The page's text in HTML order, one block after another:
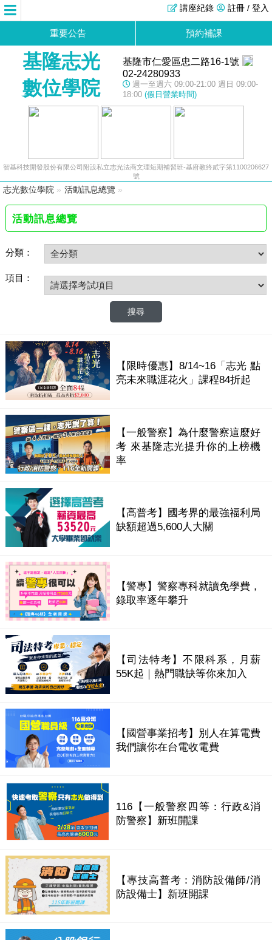
註冊 / 登入
講座紀錄
重要公告 預約補課
基隆志光
數位學院
基隆市仁愛區忠二路16-1號
02-24280933
週一至週六 09:00-21:00 週日 09:00-
18:00 (假日營業時間)
智基科技開發股份有限公司附設私立志光法商文理短期補習班-基府教終貳字第1100206627
號
志光數位學院 » 活動訊息總覽 »
活動訊息總覽
分類：
項目：
【限時優惠】8/14~16「志光 點
亮未來職涯花火」課程84折起
【一般警察】為什麼警察這麼好
考 來基隆志光提升你的上榜機
率
【高普考】國考界的最強福利局
缺額超過5,600人大關
【警專】警察專科就讀免學費，
錄取率逐年攀升
【司法特考】不限科系，月薪
55K起｜熱門職缺等你來加入
【國營事業招考】別人在算電費
我們讓你在台電收電費
116【一般警察四等：行政&消
防警察】新班開課
【專技高普考：消防設備師/消
防設備士】新班開課